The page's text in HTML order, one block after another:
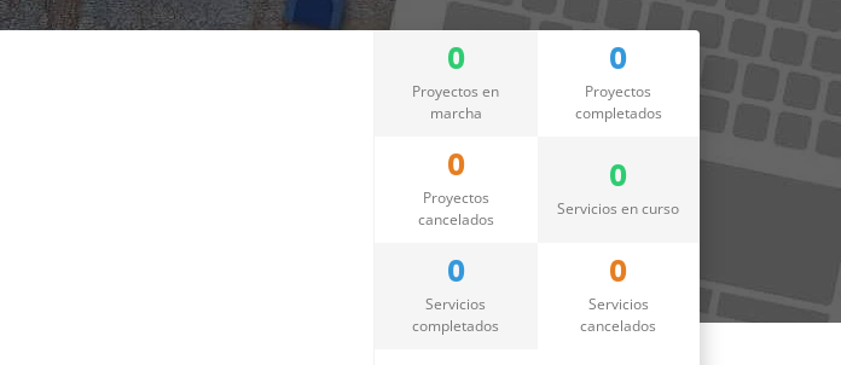
0
Proyectos en
marcha
0
Proyectos
completados
0
Proyectos
cancelados
0
Servicios en curso
0
Servicios
completados
0
Servicios
cancelados